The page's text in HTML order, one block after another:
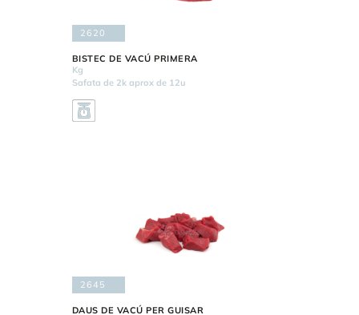
2620
BISTEC DE VACÚ PRIMERA
Kg
Safata de 2k aprox de 12u
2645
DAUS DE VACÚ PER GUISAR